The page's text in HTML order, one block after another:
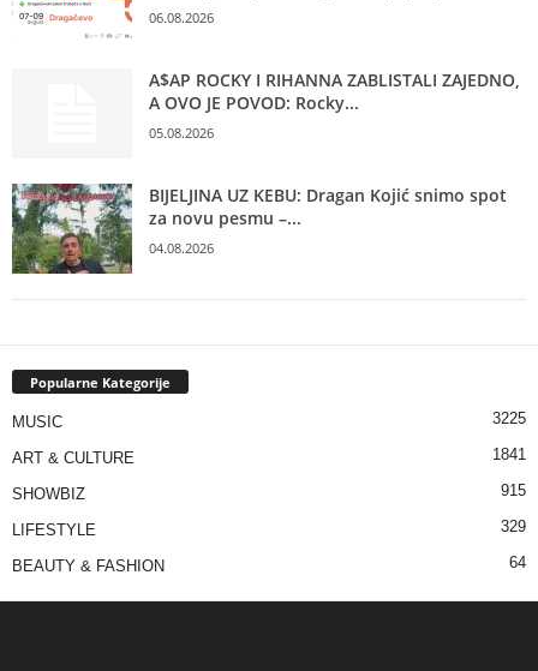
06.08.2026
A$AP ROCKY I RIHANNA ZABLISTALI ZAJEDNO,
A OVO JE POVOD: Rocky...
05.08.2026
BIJELJINA UZ KEBU: Dragan Kojić snimo spot
za novu pesmu –...
04.08.2026
Popularne Kategorije
MUSIC 3225
ART & CULTURE 1841
SHOWBIZ 915
LIFESTYLE 329
BEAUTY & FASHION 64